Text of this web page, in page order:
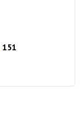
151